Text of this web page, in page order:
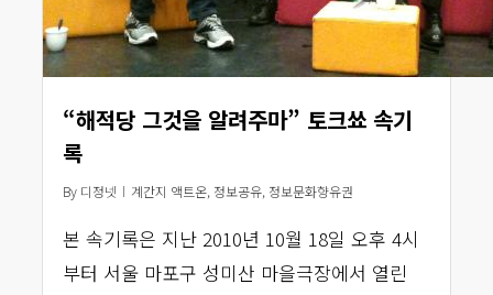
“해적당 그것을 알려주마” 토크쑈 속기
록
By 디정넷 계간지 액트온, 정보공유, 정보문화향유권
본 속기록은 지난 2010년 10월 18일 오후 4시
부터 서울 마포구 성미산 마을극장에서 열린